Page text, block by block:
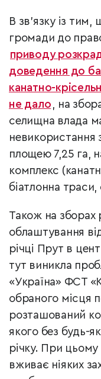
В зв’язку із
громади до
приводу
доведення до
канатно-
не дало , на
селищна влада
невикористання
площею 7,25 га,
комплекс
біатлонна
Також на зборах
облаштування
річці Прут в
тут виникла
«Україна» ФСТ
обраного місця
розташований
якого без будь-
річку. При
вживає ніяких